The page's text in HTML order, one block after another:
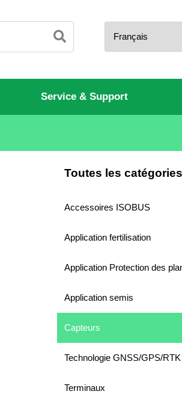
Service & Support
Toutes les
Accessoires ISOBUS
Application fertilisation
Application Protection des
Application semis
Capteurs
Technologie GNSS/GPS/RTK
Terminaux